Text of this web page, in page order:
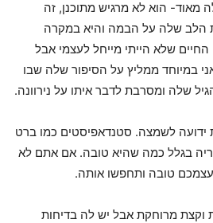
הוא לא מרגיש מתוכנן, זה
הלב שלה על הבמה והיא במקרה
שלא הייתי מייחל לעצמי אבל
במיוחד ממליץ על הסיפור שלה שבו
שלה ומסרבת לדבר איתו על נירוונה.
ידועה לשמצה. סטנדאפיסטים כמו ברט
בגלל כמה שהיא טובה. אם אתם לא
טובה ותחפשו אותה.
וקצת מרוחקת אבל יש לה בדיחות